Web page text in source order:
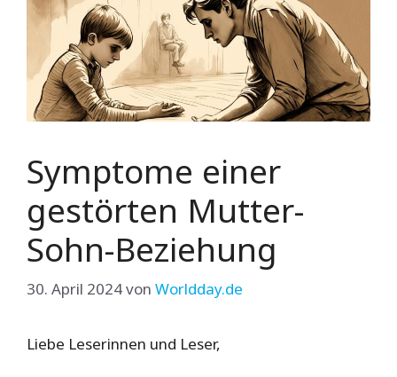
Symptome einer
gestörten Mutter-
Sohn-Beziehung
30. April 2024von Worldday.de
Liebe Leserinnen und Leser,